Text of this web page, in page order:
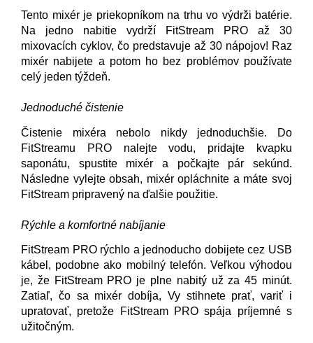
Tento mixér je priekopníkom na trhu vo výdrži batérie.
Na jedno nabitie vydrží FitStream PRO až 30
mixovacích cyklov, čo predstavuje až 30 nápojov! Raz
mixér nabijete a potom ho bez problémov používate
celý jeden týždeň.
Jednoduché čistenie
Čistenie mixéra nebolo nikdy jednoduchšie. Do
FitStreamu PRO nalejte vodu, pridajte kvapku
saponátu, spustite mixér a počkajte pár sekúnd.
Následne vylejte obsah, mixér opláchnite a máte svoj
FitStream pripravený na ďalšie použitie.
Rýchle a komfortné nabíjanie
FitStream PRO rýchlo a jednoducho dobijete cez USB
kábel, podobne ako mobilný telefón. Veľkou výhodou
je, že FitStream PRO je plne nabitý už za 45 minút.
Zatiaľ, čo sa mixér dobíja, Vy stihnete prať, variť i
upratovať, pretože FitStream PRO spája príjemné s
užitočným.